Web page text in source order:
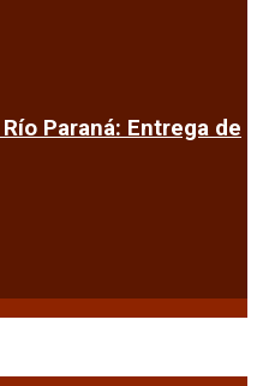
Paraná: Entrega de